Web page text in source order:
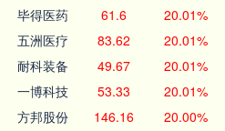
毕得医药 61.6 20.01%
五洲医疗 83.62 20.01%
耐科装备 49.67 20.01%
一博科技 53.33 20.01%
方邦股份 146.16 20.00%